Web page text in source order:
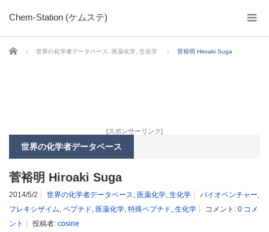
Chem-Station (ケムステ)
ホーム 世界の化学者データベース 医薬化学 生化学 菅裕明 Hiroaki Suga
[スポンサーリンク]
世界の化学者データベース
菅裕明 Hiroaki Suga
2014/5/2 世界の化学者データベース, 医薬化学, 生化学 バイオベンチャー,
フレキシザイム, ペプチド, 医薬化学, 特殊ペプチド, 生化学 コメント: 0 コメ
ント
投稿者: cosine